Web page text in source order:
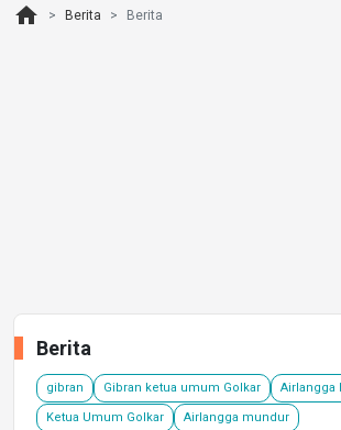
home Berita Berita
Berita
gibran Gibran ketua umum Golkar Airlangga
Ketua Umum Golkar Airlangga mundur